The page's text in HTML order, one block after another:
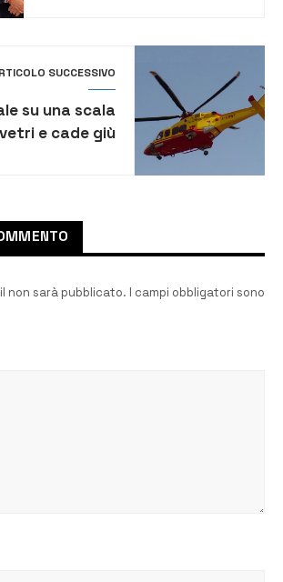
SUCCESSIVO
su una scala
e cade giù
non sarà pubblicato. I campi obbligatori sono